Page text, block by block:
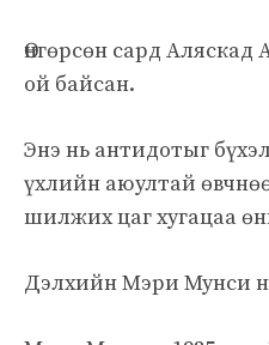
Өнгөрсөн сард
ой байсан.
Энэ нь антидотыг
үхлийн аюултай
шилжих цаг хугацаа
Дэлхийн Мэри Мунси